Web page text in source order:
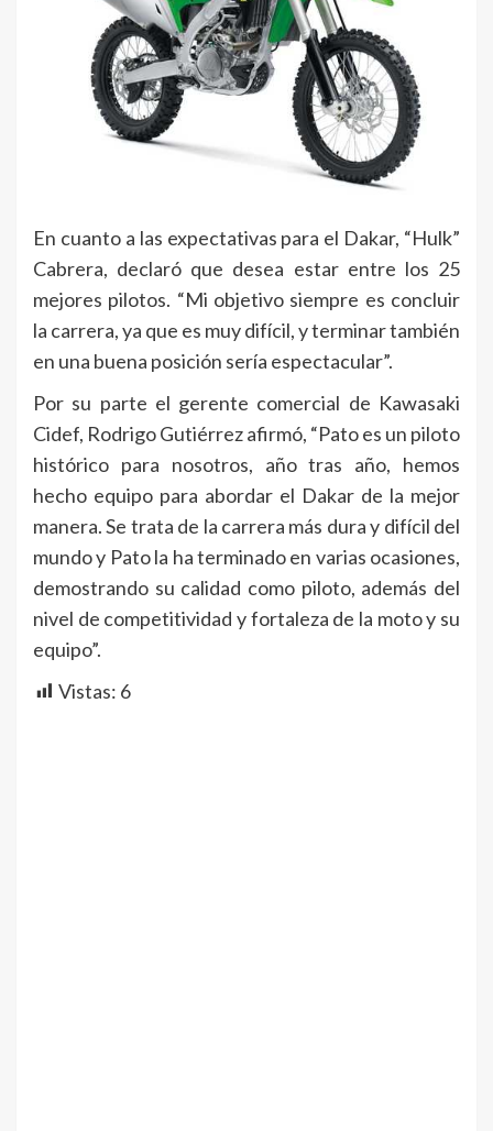
En cuanto a las expectativas para el Dakar, “Hulk”
Cabrera, declaró que desea estar entre los 25
mejores pilotos. “Mi objetivo siempre es concluir
la carrera, ya que es muy difícil, y terminar también
en una buena posición sería espectacular”.
Por su parte el gerente comercial de Kawasaki
Cidef, Rodrigo Gutiérrez afirmó, “Pato es un piloto
histórico para nosotros, año tras año, hemos
hecho equipo para abordar el Dakar de la mejor
manera. Se trata de la carrera más dura y difícil del
mundo y Pato la ha terminado en varias ocasiones,
demostrando su calidad como piloto, además del
nivel de competitividad y fortaleza de la moto y su
equipo”.
Vistas: 6